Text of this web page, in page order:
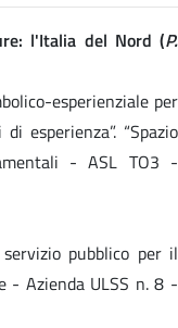
l'Italia del Nord (P.
esperienziale per
esperienza”. “Spazio
- ASL TO3 -
pubblico per il
- Azienda ULSS n. 8 -